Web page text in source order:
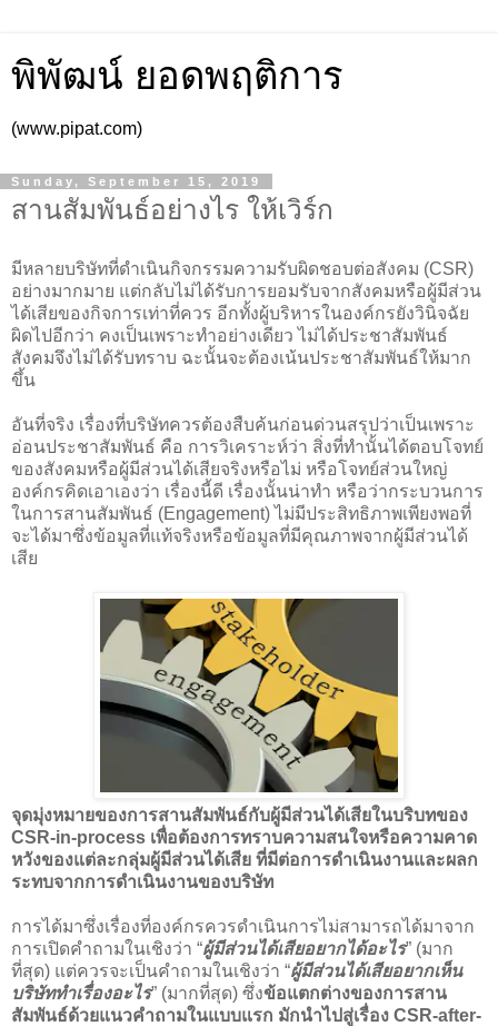
พิพัฒน์ ยอดพฤติการ
(www.pipat.com)
Sunday, September 15, 2019
สานสัมพันธ์อย่างไร ให้เวิร์ก
มีหลายบริษัทที่ดำเนินกิจกรรมความรับผิดชอบต่อสังคม (CSR)
อย่างมากมาย แต่กลับไม่ได้รับการยอมรับจากสังคมหรือผู้มีส่วน
ได้เสียของกิจการเท่าที่ควร อีกทั้งผู้บริหารในองค์กรยังวินิจฉัย
ผิดไปอีกว่า คงเป็นเพราะทำอย่างเดียว ไม่ได้ประชาสัมพันธ์
สังคมจึงไม่ได้รับทราบ ฉะนั้นจะต้องเน้นประชาสัมพันธ์ให้มาก
ขึ้น
อันที่จริง เรื่องที่บริษัทควรต้องสืบค้นก่อนด่วนสรุปว่าเป็นเพราะ
อ่อนประชาสัมพันธ์ คือ การวิเคราะห์ว่า สิ่งที่ทำนั้นได้ตอบโจทย์
ของสังคมหรือผู้มีส่วนได้เสียจริงหรือไม่ หรือโจทย์ส่วนใหญ่
องค์กรคิดเอาเองว่า เรื่องนี้ดี เรื่องนั้นน่าทำ หรือว่ากระบวนการ
ในการสานสัมพันธ์ (Engagement) ไม่มีประสิทธิภาพเพียงพอที่
จะได้มาซึ่งข้อมูลที่แท้จริงหรือข้อมูลที่มีคุณภาพจากผู้มีส่วนได้
เสีย
จุดมุ่งหมายของการสานสัมพันธ์กับผู้มีส่วนได้เสียในบริบทของ
CSR-in-process เพื่อต้องการทราบความสนใจหรือความคาด
หวังของแต่ละกลุ่มผู้มีส่วนได้เสีย ที่มีต่อการดำเนินงานและผลก
ระทบจากการดำเนินงานของบริษัท
การได้มาซึ่งเรื่องที่องค์กรควรดำเนินการไม่สามารถได้มาจาก
การเปิดคำถามในเชิงว่า “ผู้มีส่วนได้เสียอยากได้อะไร” (มาก
ที่สุด) แต่ควรจะเป็นคำถามในเชิงว่า “ผู้มีส่วนได้เสียอยากเห็น
บริษัททำเรื่องอะไร” (มากที่สุด) ซึ่งข้อแตกต่างของการสาน
สัมพันธ์ด้วยแนวคำถามในแบบแรก มักนำไปสู่เรื่อง CSR-after-